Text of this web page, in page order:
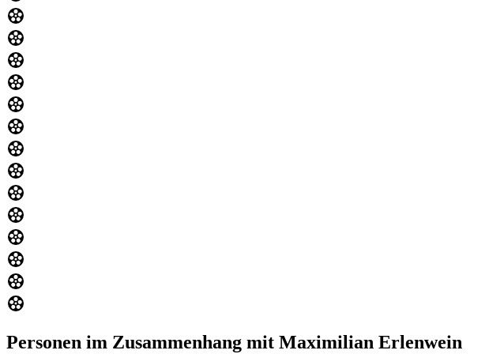
Personen im Zusammenhang mit Maximilian Erlenwein